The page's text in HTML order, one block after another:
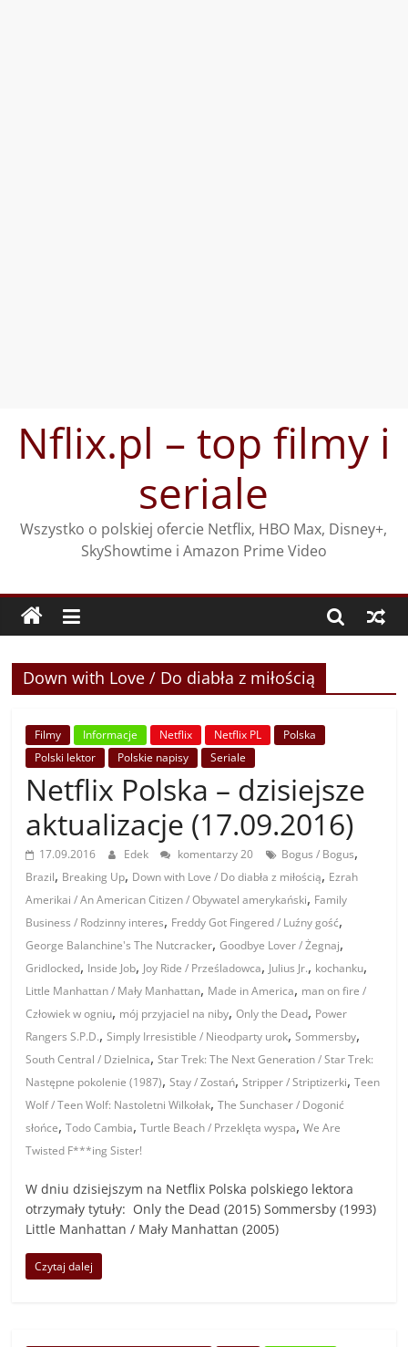
treściNflix.pl – top filmy i
seriale
Wszystko o polskiej ofercie Netflix, HBO Max, Disney+,
SkyShowtime i Amazon Prime Video
Down with Love / Do diabła z miłością
Filmy Informacje Netflix Netflix PL
Polska
Polski lektor
Polskie napisy Seriale
Netflix Polska – dzisiejsze
aktualizacje (17.09.2016)
17.09.2016 Edek komentarzy 20 Bogus / Bogus,
Brazil, Breaking Up, Down with Love / Do diabła z miłością, Ezrah
Amerikai / An American Citizen / Obywatel amerykański, Family
Business / Rodzinny interes, Freddy Got Fingered / Luźny gość,
George Balanchine's The Nutcracker,Goodbye Lover / Żegnaj,
Gridlocked, Inside Job, Joy Ride / Prześladowca, Julius Jr., kochanku,
Little Manhattan / Mały Manhattan, Made in America, man on fire /
Człowiek w ogniu, mój przyjaciel na niby,Only the Dead, Power
Rangers S.P.D.,Simply Irresistible / Nieodparty urok,Sommersby,
South Central / Dzielnica,Star Trek: The Next Generation / Star Trek:
Następne pokolenie (1987),Stay / Zostań,Stripper / Striptizerki,Teen
Wolf / Teen Wolf: Nastoletni Wilkołak,The Sunchaser / Dogonić
słońce,Todo Cambia,Turtle Beach / Przeklęta wyspa,We Are
Twisted F***ing Sister!
W dniu dzisiejszym na Netflix Polska polskiego lektora
otrzymały tytuły: Only the Dead (2015) Sommersby (1993)
Little Manhattan / Mały Manhattan (2005)
Czytaj dalej